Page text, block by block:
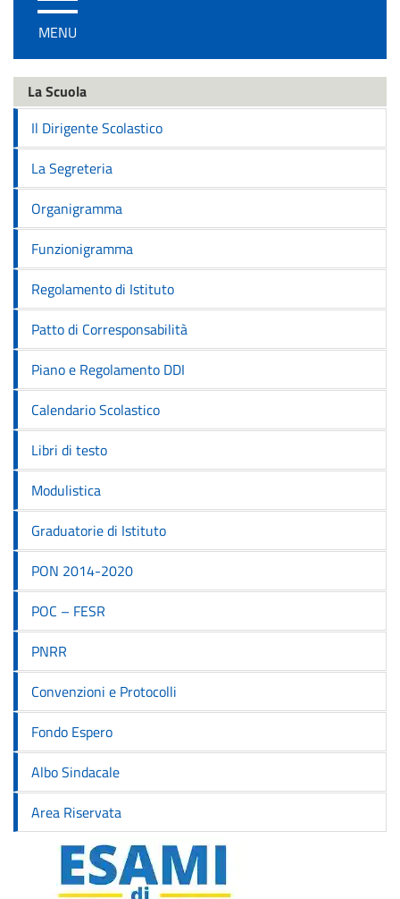
/
disattiva
navigazione
MENU
La Scuola
Il Dirigente Scolastico
La Segreteria
Organigramma
Funzionigramma
Regolamento di Istituto
Patto di Corresponsabilità
Piano e Regolamento DDI
Calendario Scolastico
Libri di testo
Modulistica
Graduatorie di Istituto
PON 2014-2020
POC – FESR
PNRR
Convenzioni e Protocolli
Fondo Espero
Albo Sindacale
Area Riservata